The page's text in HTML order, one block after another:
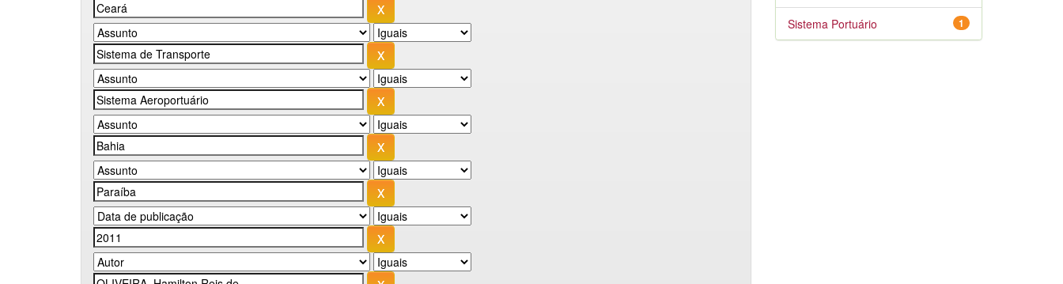
1
Sistema Portuário